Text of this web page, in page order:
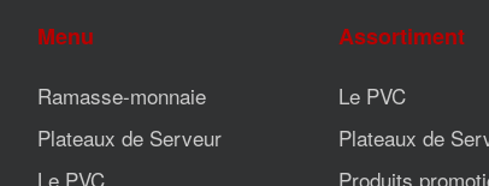
Menu
Ramasse-monnaie
Plateaux de Serveur
Le PVC
Assortiment
Le PVC
Plateaux de
Produits